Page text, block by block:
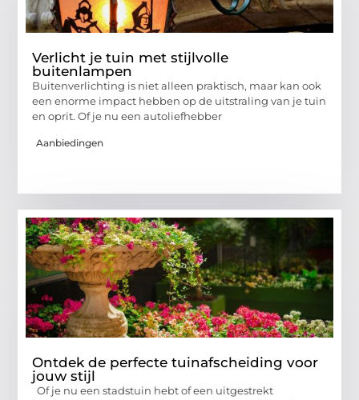
Verlicht je tuin met stijlvolle
buitenlampen
Buitenverlichting is niet alleen praktisch, maar kan ook
een enorme impact hebben op de uitstraling van je tuin
en oprit. Of je nu een autoliefhebber
Aanbiedingen
Ontdek de perfecte tuinafscheiding voor
jouw stijl
Of je nu een stadstuin hebt of een uitgestrekt